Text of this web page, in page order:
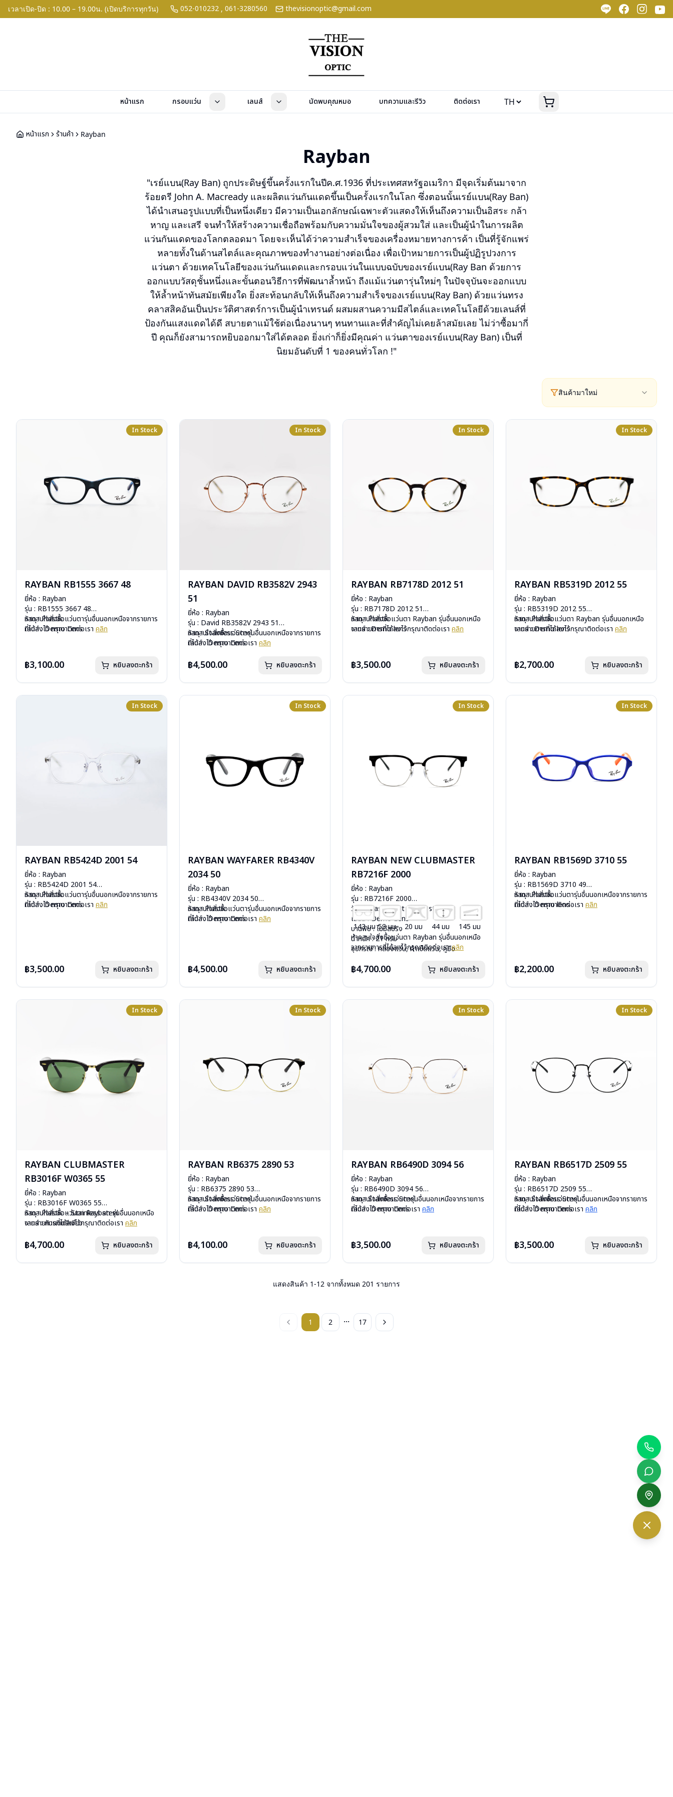
เวลาเปิด-ปิด : 10.00 – 19.00น. (เปิดบริการทุกวัน) 052-010232 , 061-3280560 thevisionoptic@gmail.com
หน้าแรก กรอบแว่น เลนส์ นัดพบคุณหมอ บทความและรีวิว ติดต่อเรา
หน้าแรก ร้านค้า Rayban
Rayban
"เรย์แบน(Ray Ban) ถูกประดิษฐ์ขึ้นครั้งแรกในปีค.ศ.1936 ที่ประเทศสหรัฐอเมริกา มีจุดเริ่มต้นมาจาก
ร้อยตรี John A. Macready และผลิตแว่นกันแดดขึ้นเป็นครั้งแรกในโลก ซึ่งตอนนั้นเรย์แบน(Ray Ban)
ได้นำเสนอรูปแบบที่เป็นหนึ่งเดียว มีความเป็นเอกลักษณ์เฉพาะตัวแสดงให้เห็นถึงความเป็นอิสระ กล้า
หาญ และเสรี จนทำให้สร้างความเชื่อถือพร้อมกับความมั่นใจของผู้สวมใส่ และเป็นผู้นำในการผลิต
แว่นกันแดดของโลกตลอดมา โดยจะเห็นได้ว่าความสำเร็จของเครื่องหมายทางการค้า เป็นที่รู้จักแพร่
หลายทั้งในด้านสไตล์และคุณภาพของทำงานอย่างต่อเนื่อง เพื่อเป้าหมายการเป็นผู้ปฏิรูปวงการ
แว่นตา ด้วยเทคโนโลยีของแว่นกันแดดและกรอบแว่นในแบบฉบับของเรย์แบน(Ray Ban ด้วยการ
ออกแบบวัสดุชั้นหนึ่งและขั้นตอนวิธีการที่พัฒนาล้ำหน้า ถีงแม้แว่นตารุ่นใหม่ๆ ในปัจจุบันจะออกแบบ
ให้ล้ำหน้าทันสมัยเพียงใด ยิ่งสะท้อนกลับให้เห็นถึงความสำเร็จของเรย์แบน(Ray Ban) ด้วยแว่นทรง
คลาสสิคอันเป็นประวัติศาสตร์การเป็นผู้นำเทรนด์ ผสมผสานความมีสไตล์และเทคโนโลยีด้วยเลนส์ที่
ป้องกันแสงแดดได้ดี สบายตาแม้ใช้ต่อเนื่องนานๆ ทนทานและที่สำคัญไม่เคยล้าสมัยเลย ไม่ว่าซื้อมากี่
ปี คุณก็ยังสามารถหยิบออกมาใส่ได้ตลอด ยิ่งเก่าก็ยิ่งมีคุณค่า แว่นตาของเรย์แบน(Ray Ban) เป็นที่
นิยมอันดับที่ 1 ของคนทั่วโลก !"
สินค้ามาใหม่
In Stock
RAYBAN RB1555 3667 48
ยี่ห้อ : Rayban
รุ่น : RB1555 3667 48
วัสดุ : Plastic
เลนส์ : Demo Lens
อุปกรณ์ : กล่องแว่น, ผ้าเช็ดแว่น, คู่มือ
การรับประกัน : 2 ปี (ประกันศูนย์ Luxottica )
หากสนใจสั่งชื้อแว่นตารุ่นอื่นนอกเหนือจากรายการ
ที่ได้ลงไว้ กรุณาติดต่อเรา คลิก
฿3,100.00 หยิบลงตะกร้า
In Stock
RAYBAN DAVID RB3582V 2943
51
ยี่ห้อ : Rayban
รุ่น : David RB3582V 2943 51
วัสดุ : Stainless Steel
เลนส์ : Demo Lens
น้ำหนัก : 18 กรัม
การรับประกัน : 2 ปี (ประกันศูนย์ Luxottica )
หากสนใจสั่งชื้อแว่นตารุ่นอื่นนอกเหนือจากรายการ
ที่ได้ลงไว้ กรุณาติดต่อเรา คลิก
฿4,500.00 หยิบลงตะกร้า
In Stock
RAYBAN RB7178D 2012 51
ยี่ห้อ : Rayban
รุ่น : RB7178D 2012 51
วัสดุ : Plastic
เลนส์ : Demo lens
อุปกรณ์ : กล่องแว่น, ผ้าเช็ดแว่น, คู่มือ
การรับประกัน : 2 ปี (ประกันศูนย์ Luxottica)
หากสนใจสั่งชื้อแว่นตา Rayban รุ่นอื่นนอกเหนือ
จากรายการที่ได้ลงไว้กรุณาติดต่อเรา คลิก
฿3,500.00 หยิบลงตะกร้า
In Stock
RAYBAN RB5319D 2012 55
ยี่ห้อ : Rayban
รุ่น : RB5319D 2012 55
วัสดุ : Plastic
เลนส์ : Demo lens
อุปกรณ์ : กล่องแว่น, ผ้าเช็ดแว่น, คู่มือ
การรับประกัน : 2 ปี (ประกันศูนย์ Luxottica)
หากสนใจสั่งชื้อแว่นตา Rayban รุ่นอื่นนอกเหนือ
จากรายการที่ได้ลงไว้กรุณาติดต่อเรา คลิก
฿2,700.00 หยิบลงตะกร้า
In Stock
RAYBAN RB5424D 2001 54
ยี่ห้อ : Rayban
รุ่น : RB5424D 2001 54
วัสดุ : Plastic
เลนส์ : Demo Lens
หากสนใจสั่งชื้อแว่นตารุ่นอื่นนอกเหนือจากรายการ
ที่ได้ลงไว้ กรุณาติดต่อเรา คลิก
฿3,500.00 หยิบลงตะกร้า
In Stock
RAYBAN WAYFARER RB4340V
2034 50
ยี่ห้อ : Rayban
รุ่น : RB4340V 2034 50
วัสดุ : Plastic
เลนส์ : Demo Lens
หากสนใจสั่งชื้อแว่นตารุ่นอื่นนอกเหนือจากรายการ
ที่ได้ลงไว้ กรุณาติดต่อเรา คลิก
฿4,500.00 หยิบลงตะกร้า
In Stock
RAYBAN NEW CLUBMASTER
RB7216F 2000
ยี่ห้อ : Rayban
รุ่น : RB7216F 2000
วัสดุ : Plastic – Stainless steel
เลนส์ : Demo Lens
บานพับ : ไม่มีสปริง
น้ำหนัก : 21 กรัม
อุปกรณ์ : กล่องแว่น, ผ้าเช็ดแว่น, คู่มือ
143 มม 53 มม 20 มม 44 มม
145 มม
หากสนใจสั่งชื้อแว่นตา Rayban รุ่นอื่นนอกเหนือ
จากรายการที่ได้ลงไว้กรุณาติดต่อเราคลิก
฿4,700.00 หยิบลงตะกร้า
In Stock
RAYBAN RB1569D 3710 55
ยี่ห้อ : Rayban
รุ่น : RB1569D 3710 49
วัสดุ : Plastic
เลนส์ : Demo lens
หากสนใจสั่งชื้อแว่นตารุ่นอื่นนอกเหนือจากรายการ
ที่ได้ลงไว้ กรุณาติดต่อเรา คลิก
฿2,200.00 หยิบลงตะกร้า
In Stock
RAYBAN CLUBMASTER
RB3016F W0365 55
ยี่ห้อ : Rayban
รุ่น : RB3016F W0365 55
วัสดุ : Plastic – Stainless steel
เลนส์ : กันแดดสีเขียว
น้ำหนัก : 42 กรัม
การรับประกัน : 2 ปี (ประกันศูนย์ Luxottica)
หากสนใจสั่งชื้อแว่นตา Rayban รุ่นอื่นนอกเหนือ
จากรายการที่ได้ลงไว้กรุณาติดต่อเรา คลิก
฿4,700.00 หยิบลงตะกร้า
In Stock
RAYBAN RB6375 2890 53
ยี่ห้อ : Rayban
รุ่น : RB6375 2890 53
วัสดุ : Stainless Steel
เลนส์ : Demo Lens
อุปกรณ์ : กล่องแว่น, ผ้าเช็ดแว่น, คู่มือ
การรับประกัน : 2 ปี (ประกันศูนย์ Luxottica )
หากสนใจสั่งชื้อแว่นตารุ่นอื่นนอกเหนือจากรายการ
ที่ได้ลงไว้ กรุณาติดต่อเรา คลิก
฿4,100.00 หยิบลงตะกร้า
In Stock
RAYBAN RB6490D 3094 56
ยี่ห้อ : Rayban
รุ่น : RB6490D 3094 56
วัสดุ : Stainless Steel
เลนส์ : Demo Lens
อุปกรณ์ : กล่องแว่น, ผ้าเช็ดแว่น, คู่มือ
การรับประกัน : 2 ปี (ประกันศูนย์ Luxottica )
หากสนใจสั่งชื้อแว่นตารุ่นอื่นนอกเหนือจากรายการ
ที่ได้ลงไว้ กรุณาติดต่อเรา คลิก
฿3,500.00 หยิบลงตะกร้า
In Stock
RAYBAN RB6517D 2509 55
ยี่ห้อ : Rayban
รุ่น : RB6517D 2509 55
วัสดุ : Stainless Steel
เลนส์ : Demo Lens
อุปกรณ์ : กล่องแว่น, ผ้าเช็ดแว่น, คู่มือ
การรับประกัน : 2 ปี (ประกันศูนย์ Luxottica )
หากสนใจสั่งชื้อแว่นตารุ่นอื่นนอกเหนือจากรายการ
ที่ได้ลงไว้ กรุณาติดต่อเรา คลิก
฿3,500.00 หยิบลงตะกร้า
แสดงสินค้า 1-12 จากทั้งหมด 201 รายการ
1 2 ... 17